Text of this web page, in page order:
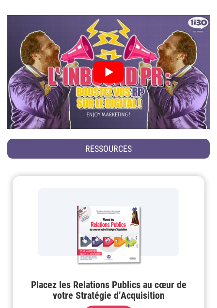
RESSOURCES
Placez les Relations Publics au cœur de
votre Stratégie d’Acquisition